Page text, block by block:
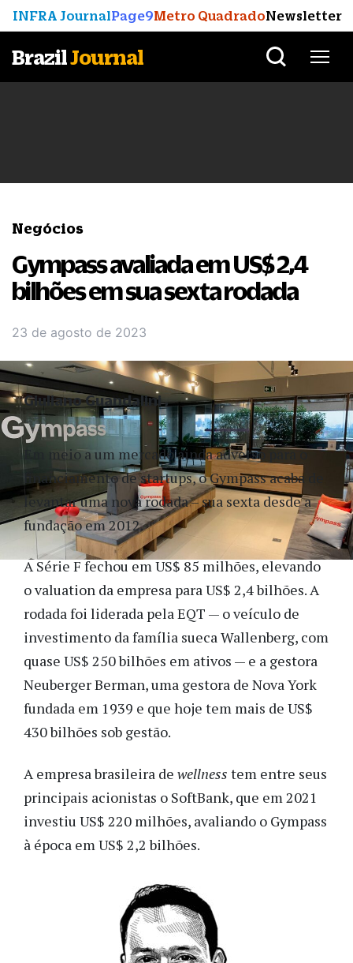
INFRA JournalPage9Metro QuadradoNewsletter
BrazilJournal
Negócios
Gympass avaliada em US$ 2,4
bilhões em sua sexta rodada
23 de agosto de 2023
Em meio a um mercado ainda adverso para o
financiamento de startups, o Gympass acaba de
levantar uma nova rodada – sua sexta desde a
fundação em 2012.
A Série F fechou em US$ 85 milhões, elevando
o valuation da empresa para US$ 2,4 bilhões. A
rodada foi liderada pela EQT — o veículo de
investimento da família sueca Wallenberg, com
quase US$ 250 bilhões em ativos — e a gestora
Neuberger Berman, uma gestora de Nova York
fundada em 1939 e que hoje tem mais de US$
430 bilhões sob gestão.
A empresa brasileira de wellness tem entre seus
principais acionistas o SoftBank, que em 2021
investiu US$ 220 milhões, avaliando o Gympass
à época em US$ 2,2 bilhões.
Giuliano Guandalini